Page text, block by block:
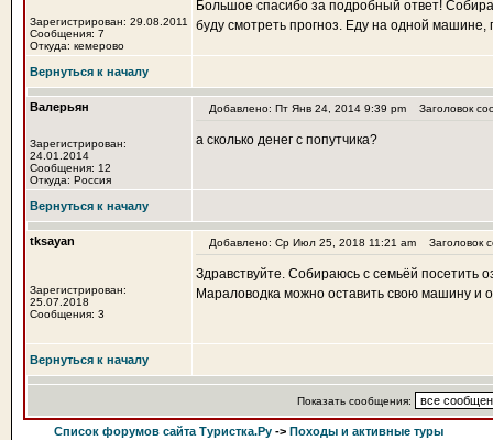
Зарегистрирован: 29.08.2011
Сообщения: 7
Откуда: кемерово
Большое спасибо за подробный ответ!
буду смотреть прогноз. Еду на одной машине,
Вернуться к началу
Валерьян
Зарегистрирован:
24.01.2014
Сообщения: 12
Откуда: Россия
Добавлено: Пт Янв 24, 2014 9:39 pm Заголовок
а сколько денег с попутчика?
Вернуться к началу
tksayan
Зарегистрирован:
25.07.2018
Сообщения: 3
Добавлено: Ср Июл 25, 2018 11:21 am Заголовок
Здравствуйте. Собираюсь с семьёй посетить
Мараловодка можно оставить свою машину и
Вернуться к началу
Показать сообщения:
Список форумов сайта Туристка.Ру -> Походы и активные туры